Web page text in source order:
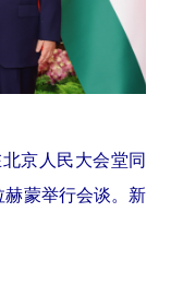
京人民大会堂同
蒙举行会谈。新